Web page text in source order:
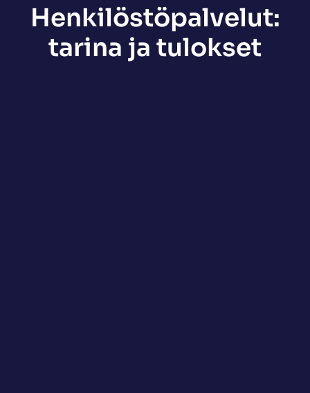
Henkilöstöpalvelut:
tarina ja tulokset